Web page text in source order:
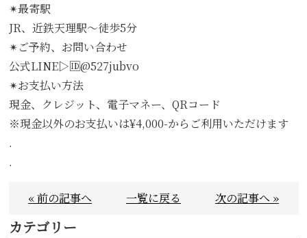
✴︎最寄駅
JR、近鉄天理駅〜徒歩5分
✴︎ご予約、お問い合わせ
公式LINE▷🆔@527jubvo
✴︎お支払い方法
現金、クレジット、電子マネー、QRコード
※現金以外のお支払いは¥4,000-からご利用いただけます
.
.
« 前の記事へ 一覧に戻る 次の記事へ »
カテゴリー